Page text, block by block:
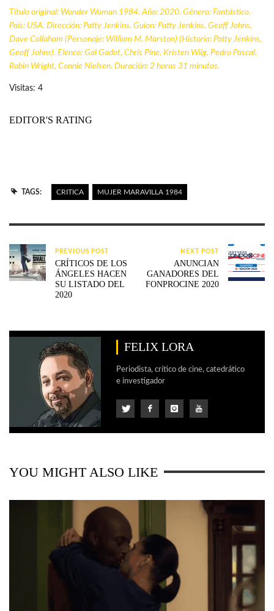
Título original: Wonder Woman 1984. Año: 2020. Género: Fantástico.
País: USA. Dirección: Patty Jenkins. Guion: Patty Jenkins, Geoff Johns,
Dave Callaham (Personaje: William M. Marston) (Historia: Patty Jenkins,
Geoff Johns). Elenco: Gal Gadot, Chris Pine, Kristen Wiig, Pedro Pascal,
Robin Wright, Connie Nielsen. Duración: 2 horas 31 minutos.
Visitas: 4
EDITOR'S RATING
TAGS: CRITICA MUJER MARAVILLA 1984
PREVIOUS POST
CRÍTICOS DE LOS
ÁNGELES HACEN
SU LISTADO DEL
2020
NEXT POST
ANUNCIAN
GANADORES DEL
FONPROCINE 2020
FELIX LORA
Periodista, crítico de cine, catedrático
e investigador
YOU MIGHT ALSO LIKE